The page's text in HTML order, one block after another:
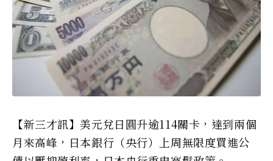
【新三才訊】美元兌日圓升逾114關卡，達到兩個
月來高峰，日本銀行（央行）上周無限度買進公